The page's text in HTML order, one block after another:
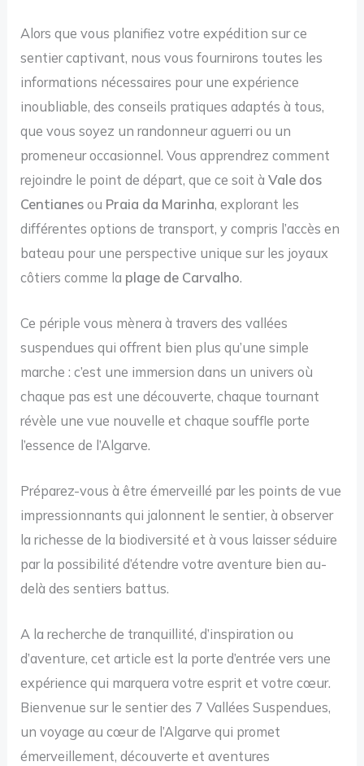
Alors que vous planifiez votre expédition sur ce
sentier captivant, nous vous fournirons toutes les
informations nécessaires pour une expérience
inoubliable, des conseils pratiques adaptés à tous,
que vous soyez un randonneur aguerri ou un
promeneur occasionnel. Vous apprendrez comment
rejoindre le point de départ, que ce soit àVale dos
Centianes ou Praia da Marinha, explorant les
différentes options de transport, y compris l’accès en
bateau pour une perspective unique sur les joyaux
côtiers comme la plage de Carvalho.
Ce périple vous mènera à travers des vallées
suspendues qui offrent bien plus qu’une simple
marche : c’est une immersion dans un univers où
chaque pas est une découverte, chaque tournant
révèle une vue nouvelle et chaque souffle porte
l’essence de l’Algarve.
Préparez-vous à être émerveillé par les points de vue
impressionnants qui jalonnent le sentier, à observer
la richesse de la biodiversité et à vous laisser séduire
par la possibilité d’étendre votre aventure bien au-
delà des sentiers battus.
A la recherche de tranquillité, d’inspiration ou
d’aventure, cet article est la porte d’entrée vers une
expérience qui marquera votre esprit et votre cœur.
Bienvenue sur le sentier des 7 Vallées Suspendues,
un voyage au cœur de l’Algarve qui promet
émerveillement, découverte et aventures